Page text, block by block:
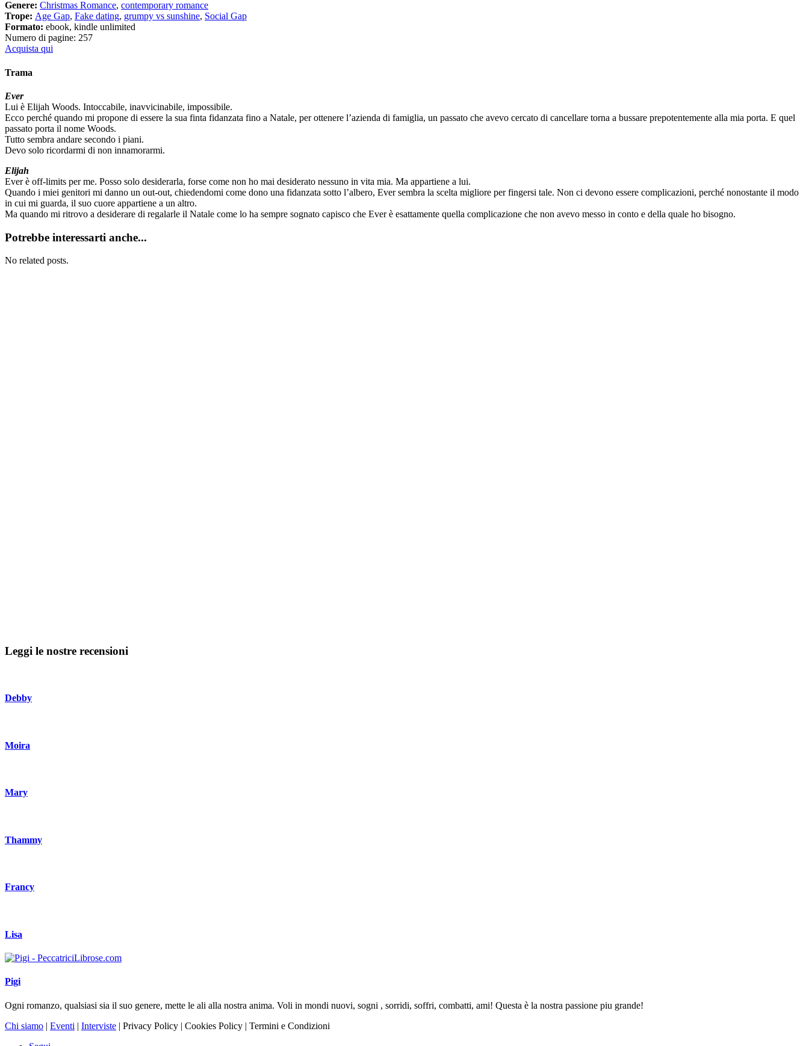
Genere: Christmas Romance, contemporary romance
Trope: Age Gap, Fake dating, grumpy vs sunshine, Social Gap
Formato: ebook, kindle unlimited
Numero di pagine: 257
Acquista qui
Trama
Ever
Lui è Elijah Woods. Intoccabile, inavvicinabile, impossibile.
Ecco perché quando mi propone di essere la sua finta fidanzata fino a Natale, per ottenere l’azienda di famiglia, un passato che avevo cercato di cancellare torna a bussare prepotentemente alla mia porta. E quel
passato porta il nome Woods.
Tutto sembra andare secondo i piani.
Devo solo ricordarmi di non innamorarmi.
Elijah
Ever è off-limits per me. Posso solo desiderarla, forse come non ho mai desiderato nessuno in vita mia. Ma appartiene a lui.
Quando i miei genitori mi danno un out-out, chiedendomi come dono una fidanzata sotto l’albero, Ever sembra la scelta migliore per fingersi tale. Non ci devono essere complicazioni, perché nonostante il modo
in cui mi guarda, il suo cuore appartiene a un altro.
Ma quando mi ritrovo a desiderare di regalarle il Natale come lo ha sempre sognato capisco che Ever è esattamente quella complicazione che non avevo messo in conto e della quale ho bisogno.
Potrebbe interessarti anche...
No related posts.
Leggi le nostre recensioni
Debby
Moira
Mary
Thammy
Francy
Lisa
Pigi
Ogni romanzo, qualsiasi sia il suo genere, mette le ali alla nostra anima. Voli in mondi nuovi, sogni , sorridi, soffri, combatti, ami! Questa è la nostra passione piu grande!
Chi siamo | Eventi | Interviste | Privacy Policy | Cookies Policy | Termini e Condizioni